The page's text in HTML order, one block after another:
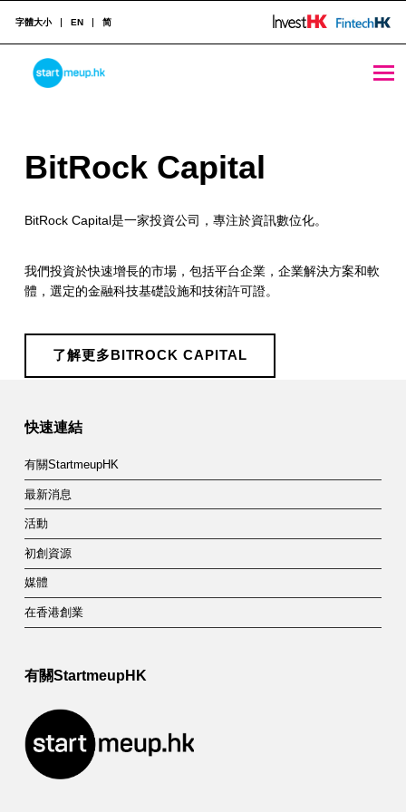
STARTMEUPHK
字體大小 EN 简
B
t
R
o
c
a
p
i
t
a
l
BitRock Capital
BitRock Capital是一家投資公司，專注於資訊數位化。
我們投資於快速增長的市場，包括平台企業，企業解決方案和軟
體，選定的金融科技基礎設施和技術許可證。
了解更多BITROCK CAPITAL
Skip back to main navigation
快速連結
有關StartmeupHK
最新消息
活動
初創資源
媒體
在香港創業
有關StartmeupHK